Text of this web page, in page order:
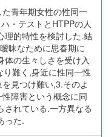
青年期女性の性同一
・テストとHTPPの人
理的特性を検討した.結
昧なために思春期に
体の生々しさを受け入
難く,身近に性同一性
見つけ難い,3.そのよ
障害という概念に同
されている.一方異なる
った.